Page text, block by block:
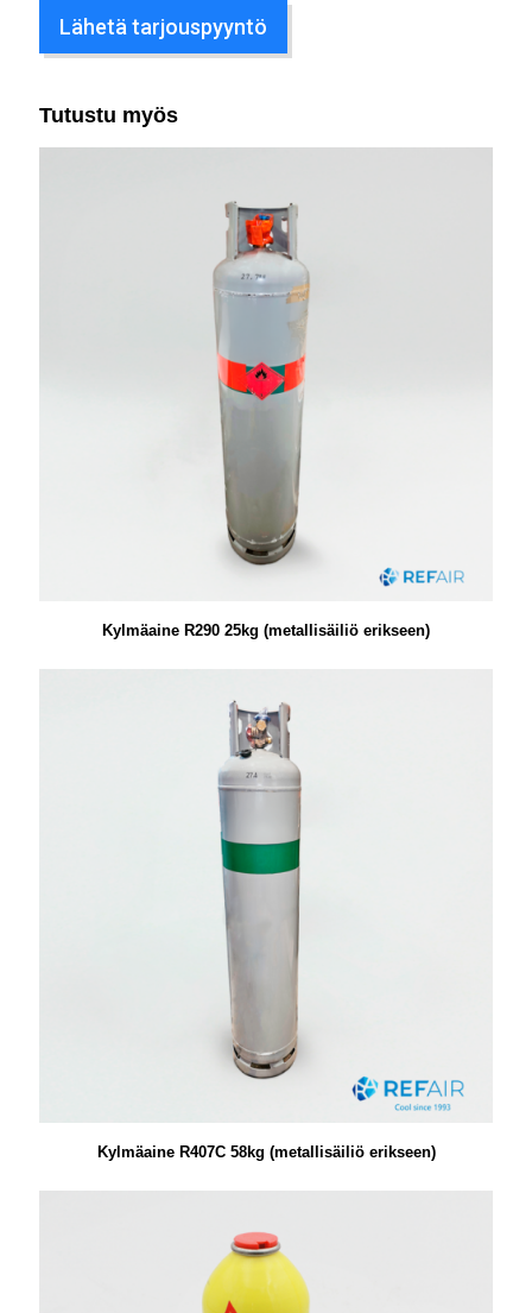
Lähetä tarjouspyyntö
Tutustu myös
Kylmäaine R290 25kg (metallisäiliö erikseen)
Kylmäaine R407C 58kg (metallisäiliö erikseen)